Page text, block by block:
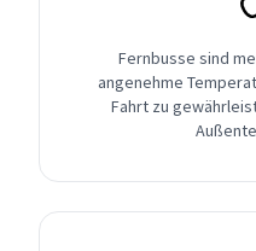
Fernbusse sind
angenehme
Fahrt zu